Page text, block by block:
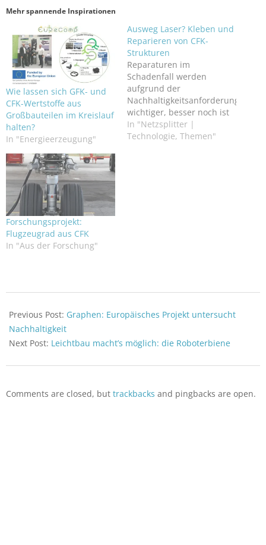
Mehr spannende Inspirationen
Wie lassen sich GFK- und
CFK-Wertstoffe aus
Großbauteilen im Kreislauf
halten?
In "Energieerzeugung"
Ausweg Laser? Kleben und
Reparieren von CFK-
Strukturen
Reparaturen im
Schadenfall werden
aufgrund der
Nachhaltigkeitsanforderungen
wichtiger, besser noch ist
es den Schadensfall zu
vermeiden. Die
In "Netzsplitter |
Technologie, Themen"
Forschungsprojekt:
Flugzeugrad aus CFK
In "Aus der Forschung"
06-
09
Previous Post: Graphen: Europäisches Projekt untersucht
Nachhaltigkeit
Next Post: Leichtbau macht’s möglich: die Roboterbiene
Comments are closed, but trackbacks and pingbacks are open.